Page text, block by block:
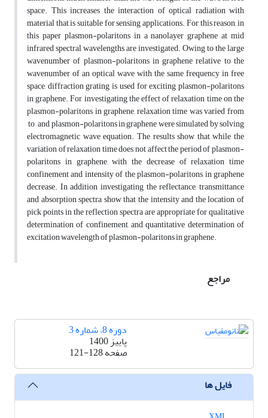
space. This increases the interaction of optical radiation with
material that is suitable for sensing applications. For this reason, in
this paper plasmon-polaritons in a nanolayer graphene at mid
infrared spectral wavelengths are investigated. Owing to the large
wavenumber of plasmon-polaritons in graphene relative to the
wavenumber of an optical wave with the same frequency in free
space, diffraction grating is used for exciting plasmon-polaritons
in graphene. For investigating the effect of relaxation time on the
plasmon-polaritons in graphene, relaxation time was varied from
to and plasmon-polaritons in graphene were simulated by solving
electromagnetic wave equation. The results show that while the
variation of relaxation time does not affect the period of plasmon-
polaritons in graphene, with the decrease of relaxation time
confinement and intensity of the plasmon-polaritons in graphene
decrease. In addition investigating the reflectance, transmittance
and absorption spectra show that the intensity and the location of
pick points in the reflection spectra are appropriate for qualitative
determination of confinement, and quantitative determination of
excitation wavelength of plasmon-polaritons in graphene.
مراجع
دوره 8، شماره 3
پاییز 1400
صفحه121-128
فایل ها